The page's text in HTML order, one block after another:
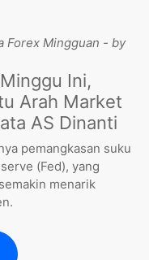
Forex Mingguan - by
Ini,
Arah Market
AS Dinanti
pemangkasan suku
(Fed), yang
menarik